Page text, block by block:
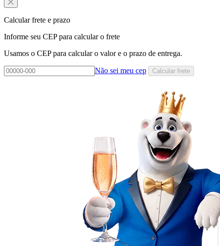
Calcular frete e prazo
Informe seu CEP para calcular o frete
Usamos o CEP para calcular o valor e o prazo de entrega.
Não sei meu cep Calcular frete